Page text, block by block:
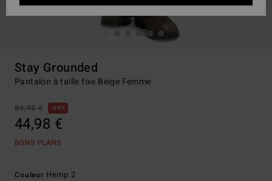
Stay Grounded
Pantalon à taille fixe Beige Femme
89,95 € 50%
44,98 €
BONS PLANS
Couleur Hemp 2